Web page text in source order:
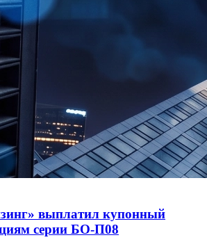
выплатил купонный
серии БО-П08